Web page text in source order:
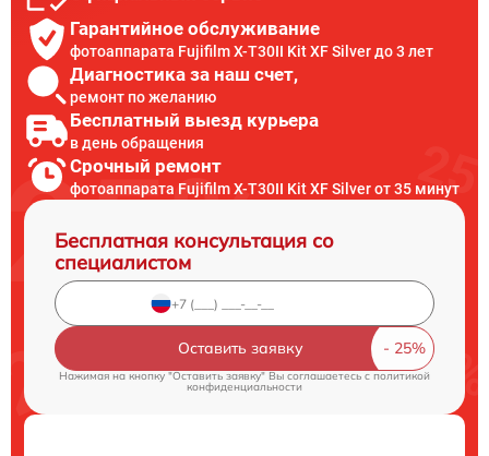
Гарантийное обслуживание
фотоаппарата Fujifilm X-T30II Kit XF Silver до 3 лет
Диагностика за наш счет,
ремонт по желанию
Бесплатный выезд курьера
в день обращения
Срочный ремонт
фотоаппарата Fujifilm X-T30II Kit XF Silver от 35 минут
Бесплатная консультация со
специалистом
Оставить заявку
Нажимая на кнопку "Оставить заявку" Вы соглашаетесь c политикой
конфиденциальности